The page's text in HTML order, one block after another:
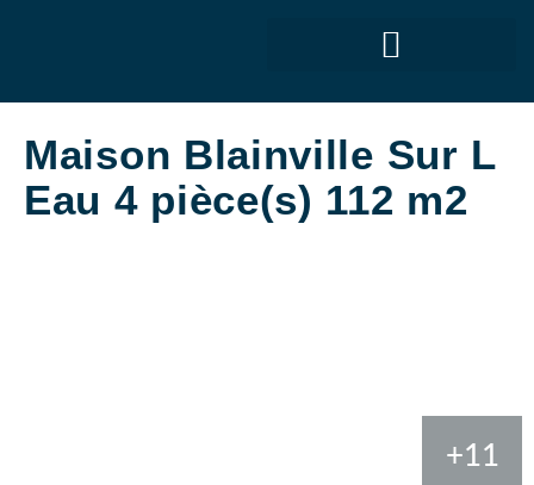
Maison Blainville Sur L
Eau 4 pièce(s) 112 m2
+11